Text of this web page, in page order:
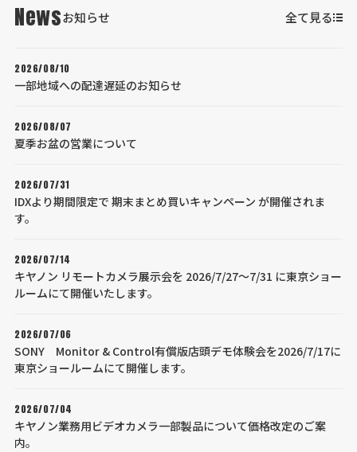
Newsお知らせ 全て見る
2026/08/10
一部地域への配達遅延のお知らせ
2026/08/07
夏季お盆の営業について
2026/07/31
IDXより期間限定で 期末まとめ買いキャンペーン が開催されま
す。
2026/07/14
キヤノン リモートカメラ展示会を 2026/7/27～7/31 に東京ショー
ルームにて開催いたします。
2026/07/06
SONY Monitor & Control有償版店頭デモ体験会を2026/7/17に
東京ショールームにて開催します。
2026/07/04
キヤノン業務用ビデオカメラ一部製品について価格改定のご案
内。